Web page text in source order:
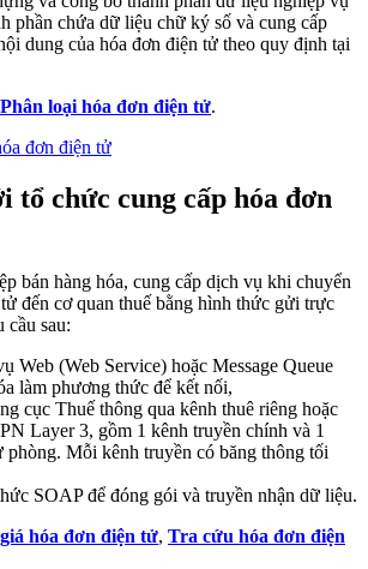
phần chứa dữ liệu chữ ký số và cung cấp
dung của hóa đơn điện tử theo quy định tại
Phân loại hóa đơn điện tử.
tổ chức cung cấp hóa đơn
bán hàng hóa, cung cấp dịch vụ khi chuyển
đến cơ quan thuế bằng hình thức gửi trực
cầu sau:
Web (Web Service) hoặc Message Queue
làm phương thức để kết nối,
cục Thuế thông qua kênh thuê riêng hoặc
Layer 3, gồm 1 kênh truyền chính và 1
phòng. Mỗi kênh truyền có băng thông tối
SOAP để đóng gói và truyền nhận dữ liệu.
hóa đơn điện tử, Tra cứu hóa đơn điện